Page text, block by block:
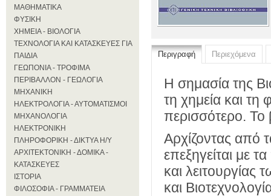
ΜΑΘΗΜΑΤΙΚΑ
ΦΥΣΙΚΗ
ΧΗΜΕΙΑ - ΒΙΟΛΟΓΙΑ
ΤΕΧΝΟΛΟΓΙΑ ΚΑΙ ΚΑΤΑΣΚΕΥΕΣ ΓΙΑ
ΠΑΙΔΙΑ
ΓΕΩΠΟΝΙΑ - ΤΡΟΦΙΜΑ
ΠΕΡΙΒΑΛΛΟΝ - ΓΕΩΛΟΓΙΑ
ΜΗΧΑΝΙΚΗ
ΗΛΕΚΤΡΟΛΟΓΙΑ - ΑΥΤΟΜΑΤΙΣΜΟΙ
ΜΗΧΑΝΟΛΟΓΙΑ
ΗΛΕΚΤΡΟΝΙΚΗ
ΠΛΗΡΟΦΟΡΙΚΗ - ΔΙΚΤΥΑ Η/Υ
ΑΡΧΙΤΕΚΤΟΝΙΚΗ - ΔΟΜΙΚΑ -
ΚΑΤΑΣΚΕΥΕΣ
ΙΣΤΟΡΙΑ
ΦΙΛΟΣΟΦΙΑ - ΓΡΑΜΜΑΤΕΙΑ
Περιγραφή Περιεχόμενα
Η σημασία της
τη χημεία και τη
περισσότερο. Το
Αρχίζοντας από
επεξηγείται με
και λειτουργίας
και